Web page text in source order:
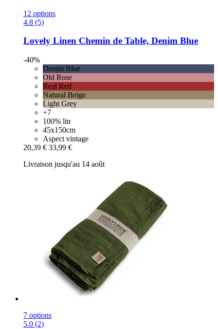
12 options
4.8 (5)
Lovely Linen Chemin de Table, Denim Blue
-40%
Denim Blue
Old Rose
Real Red
Natural Beige
Light Grey
+7
100% lin
45x150cm
Aspect vintage
20,39 € 33,99 €
Livraison jusqu'au 14 août
7 options
5.0 (2)